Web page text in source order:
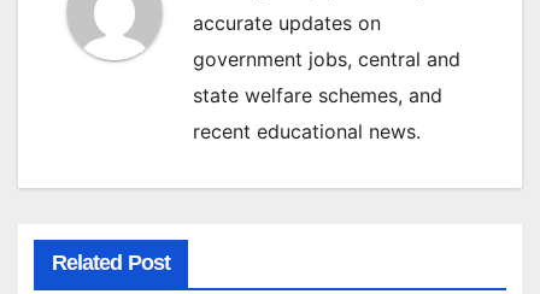
accurate updates on
government jobs, central and
state welfare schemes, and
recent educational news.
Related Post